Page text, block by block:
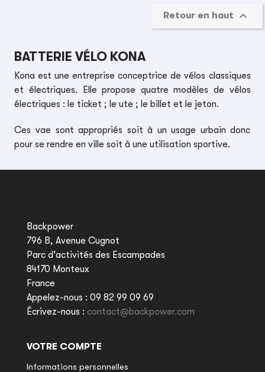
Retour en haut 
BATTERIE VÉLO KONA
Kona est une entreprise conceptrice de vélos classiques
et électriques. Elle propose quatre modèles de vélos
électriques : le ticket ; le ute ; le billet et le jeton.
Ces vae sont appropriés soit à un usage urbain donc
pour se rendre en ville soit à une utilisation sportive.
Backpower
796 B, Avenue Cugnot
Parc d'activités des Escampades
84170 Monteux
France
Appelez-nous : 09 82 99 09 69
Écrivez-nous : contact@backpower.com
VOTRE COMPTE
Informations personnelles